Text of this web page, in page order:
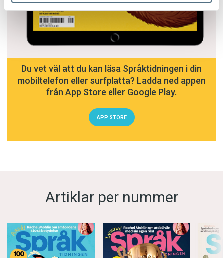
Du vet väl att du kan läsa Språktidningen i din
mobiltelefon eller surfplatta? Ladda ned appen
från App Store eller Google Play.
APP STORE
Artiklar per nummer